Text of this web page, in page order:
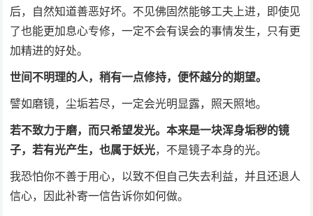
后，自然知道善恶好坏。不见佛固然能够工夫上进，即使见
了也能更加息心专修，一定不会有误会的事情发生，只有更
加精进的好处。
世间不明理的人，稍有一点修持，便怀越分的期望。
譬如磨镜，尘垢若尽，一定会光明显露，照天照地。
若不致力于磨，而只希望发光。本来是一块浑身垢秽的镜
子，若有光产生，也属于妖光，不是镜子本身的光。
我恐怕你不善于用心，以致不但自己失去利益，并且还退人
信心，因此补寄一信告诉你如何做。